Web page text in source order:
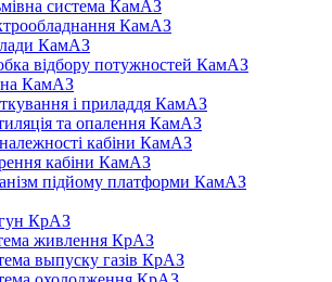
система КамАЗ
КамАЗ
КамАЗ
відбору потужностей КамАЗ
КамАЗ
і приладдя КамАЗ
та опалення КамАЗ
кабіни КамАЗ
кабіни КамАЗ
підйому платформи КамАЗ
КрАЗ
живлення КрАЗ
выпуску газів КрАЗ